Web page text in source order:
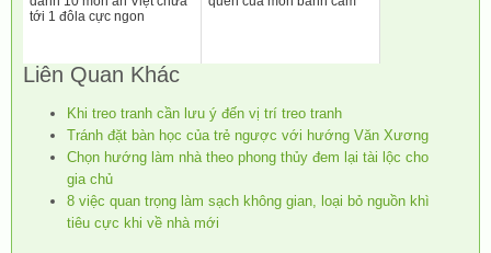
tới 1 đôla cực ngon
Liên Quan Khác
Khi treo tranh cần lưu ý đến vị trí treo tranh
Tránh đặt bàn học của trẻ ngược với hướng Văn Xương
Chọn hướng làm nhà theo phong thủy đem lại tài lộc cho
gia chủ
8 việc quan trọng làm sạch không gian, loại bỏ nguồn khì
tiêu cực khi về nhà mới